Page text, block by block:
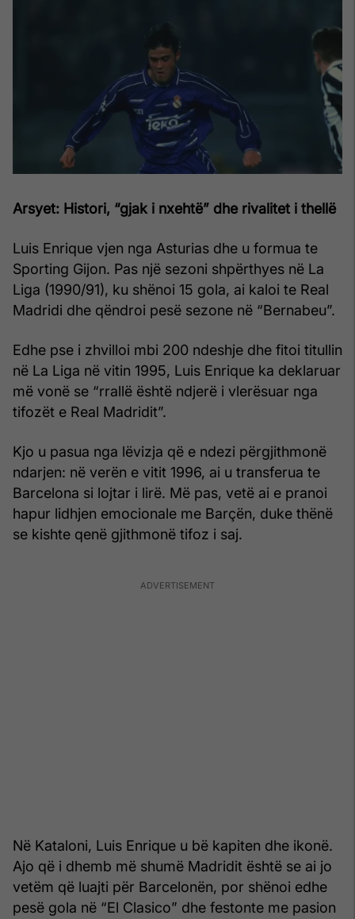
Arsyet: Histori, “gjak i nxehtë” dhe rivalitet i thellë
Luis Enrique vjen nga Asturias dhe u formua te
Sporting Gijon. Pas një sezoni shpërthyes në La
Liga (1990/91), ku shënoi 15 gola, ai kaloi te Real
Madridi dhe qëndroi pesë sezone në “Bernabeu”.
Edhe pse i zhvilloi mbi 200 ndeshje dhe fitoi titullin
në La Liga në vitin 1995, Luis Enrique ka deklaruar
më vonë se “rrallë është ndjerë i vlerësuar nga
tifozët e Real Madridit”.
Kjo u pasua nga lëvizja që e ndezi përgjithmonë
ndarjen: në verën e vitit 1996, ai u transferua te
Barcelona si lojtar i lirë. Më pas, vetë ai e pranoi
hapur lidhjen emocionale me Barçën, duke thënë
se kishte qenë gjithmonë tifoz i saj.
Në Kataloni, Luis Enrique u bë kapiten dhe ikonë.
Ajo që i dhemb më shumë Madridit është se ai jo
vetëm që luajti për Barcelonën, por shënoi edhe
pesë gola në “El Clasico” dhe festonte me pasion